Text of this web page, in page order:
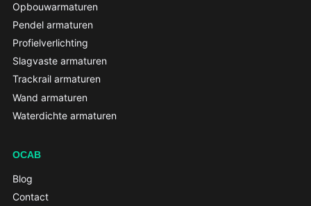
Opbouwarmaturen
Pendel armaturen
Profielverlichting
Slagvaste armaturen
Trackrail armaturen
Wand armaturen
Waterdichte armaturen
OCAB
Blog
Contact